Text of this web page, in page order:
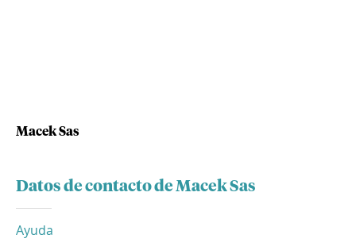
Macek Sas
Datos de contacto de Macek Sas
Ayuda